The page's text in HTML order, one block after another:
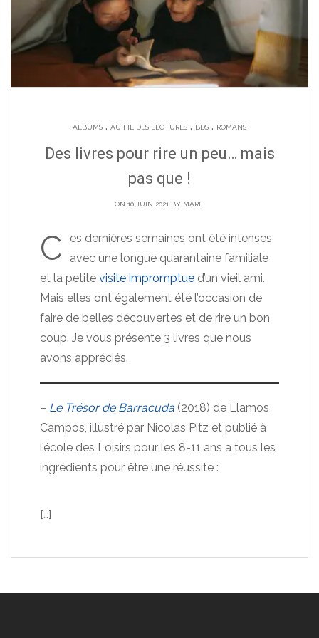
ALBUMS . AU FIL DES LECTURES . BDS . ROMANS
Des livres pour rire un peu… mais
pas que !
ON 10 JUIN 2021 BY MARIE
C
es dernières semaines ont été intenses
avec une longue quarantaine familiale
et la petite visite impromptue d’un vieil ami.
Mais elles ont également été l’occasion de
faire de belles découvertes et de rire un bon
coup. Je vous présente 3 livres que nous
avons appréciés.
– Le Trésor de Barracuda (2018) de Llamos
Campos, illustré par Nicolas Pitz et publié à
l’école des Loisirs pour les 8-11 ans a tous les
ingrédients pour être une réussite :
[…]